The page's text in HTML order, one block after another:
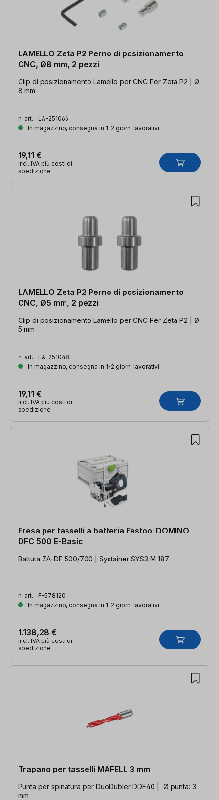
LAMELLO Zeta P2 Perno di posizionamento
CNC, Ø8 mm, 2 pezzi
Clip di posizionamento Lamello per CNC Per Zeta P2 | Ø
8 mm
n. art.: LA-251066
In magazzino, consegna in 1-2 giorni lavorativi
19,11 €
incl. IVA più costi di
spedizione
LAMELLO Zeta P2 Perno di posizionamento
CNC, Ø5 mm, 2 pezzi
Clip di posizionamento Lamello per CNC Per Zeta P2 | Ø
5 mm
n. art.: LA-251048
In magazzino, consegna in 1-2 giorni lavorativi
19,11 €
incl. IVA più costi di
spedizione
Fresa per tasselli a batteria Festool DOMINO
DFC 500 E-Basic
Battuta ZA-DF 500/700 | Systainer SYS3 M 187
n. art.: F-578120
In magazzino, consegna in 1-2 giorni lavorativi
1.138,28 €
incl. IVA più costi di
spedizione
Trapano per tasselli MAFELL 3 mm
Punta per spinatura per DuoDübler DDF40 | Ø punta: 3
mm